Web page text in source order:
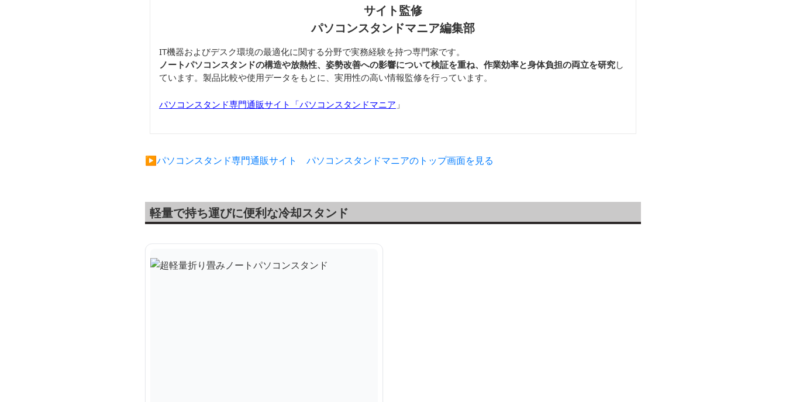
サイト監修
パソコンスタンドマニア編集部
IT機器およびデスク環境の最適化に関する分野で実務経験を持つ専門家です。
ノートパソコンスタンドの構造や放熱性、姿勢改善への影響について検証を重ね、作業効率と身体負担の両立を研究し
ています。製品比較や使用データをもとに、実用性の高い情報監修を行っています。
パソコンスタンド専門通販サイト「パソコンスタンドマニア 」
▶︎パソコンスタンド専門通販サイト パソコンスタンドマニアのトップ画面を見る
軽量で持ち運びに便利な冷却スタンド